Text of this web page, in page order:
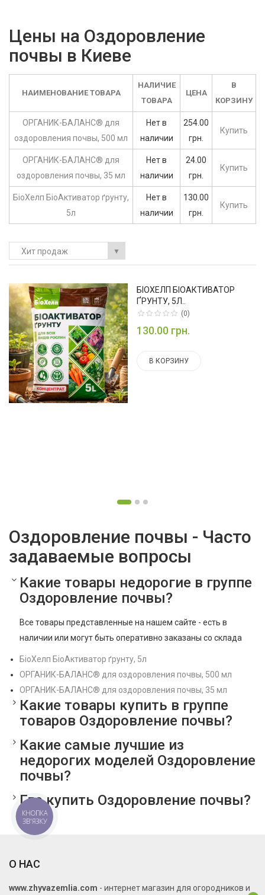
Цены на Оздоровление
почвы в Киеве
НАИМЕНОВАНИЕ ТОВАРА
НАЛИЧИЕ
ТОВАРА
ЦЕНА
В
КОРЗИНУ
ОРГАНИК-БАЛАНС® для
оздоровления почвы, 500 мл
Нет в
наличии
254.00
грн.
Купить
ОРГАНИК-БАЛАНС® для
оздоровления почвы, 35 мл
Нет в
наличии
24.00
грн.
Купить
БіоХелп БіоАктиватор ґрунту,
5л
Нет в
наличии
130.00
грн.
Купить
Хит продаж ▼
БІОХЕЛП БІОАКТИВАТОР
ҐРУНТУ, 5Л..
(0)
130.00 грн.
В КОРЗИНУ
Оздоровление почвы - Часто
задаваемые вопросы
Какие товары недорогие в группе
Оздоровление почвы?
Все товары представленные на нашем сайте - есть в
наличии или могут быть оперативно заказаны со склада
БіоХелп БіоАктиватор ґрунту, 5л
ОРГАНИК-БАЛАНС® для оздоровления почвы, 500 мл
ОРГАНИК-БАЛАНС® для оздоровления почвы, 35 мл
Какие товары купить в группе
товаров Оздоровление почвы?
Какие самые лучшие из
недорогих моделей Оздоровление
почвы?
Где купить Оздоровление почвы?
О НАС
www.zhyvazemlia.com - интернет магазин для огородников и
КНОПКА
ЗВ'ЯЗКУ